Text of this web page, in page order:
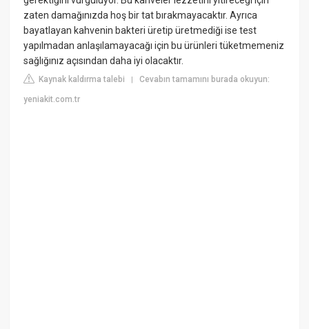
zaten damağınızda hoş bir tat bırakmayacaktır. Ayrıca
bayatlayan kahvenin bakteri üretip üretmediği ise test
yapılmadan anlaşılamayacağı için bu ürünleri tüketmemeniz
sağlığınız açısından daha iyi olacaktır.
Kaynak kaldırma talebi |Cevabın tamamını burada okuyun:
yeniakit.com.tr